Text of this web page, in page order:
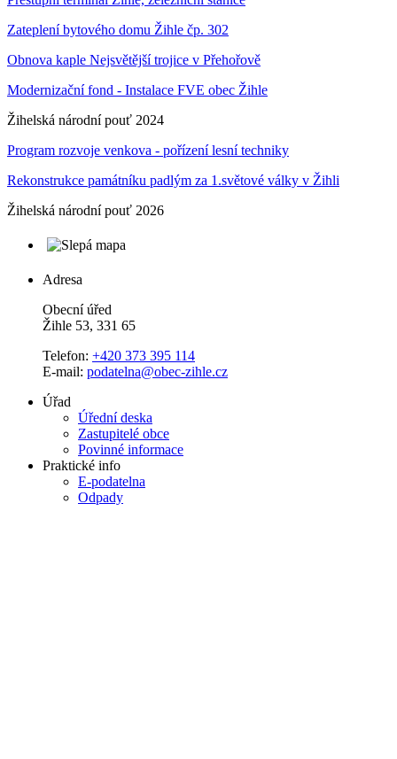
Zateplení bytového domu Žihle čp. 302
Obnova kaple Nejsvětější trojice v Přehořově
Modernizační fond - Instalace FVE obec Žihle
Žihelská národní pouť 2024
Program rozvoje venkova - pořízení lesní techniky
Rekonstrukce památníku padlým za 1.světové války v Žihli
Žihelská národní pouť 2026
Adresa
Obecní úřed
Žihle 53, 331 65
Telefon: +420 373 395 114
E-mail: podatelna@obec-zihle.cz
Úřad
Úřední deska
Zastupitelé obce
Povinné informace
Praktické info
E-podatelna
Odpady